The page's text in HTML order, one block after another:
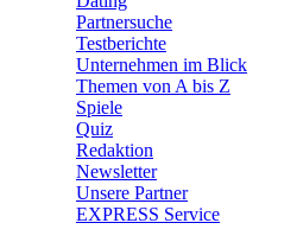
Partnersuche
Testberichte
Unternehmen im Blick
Themen von A bis Z
Spiele
Quiz
Redaktion
Newsletter
Unsere Partner
EXPRESS Service